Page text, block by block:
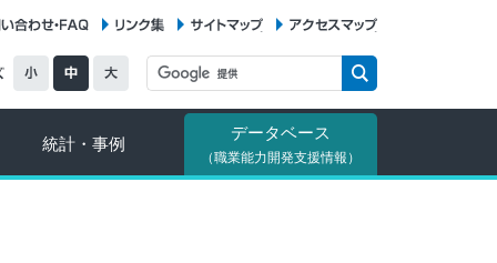
統計・事例
データベース
（職業能力開発支援情報）